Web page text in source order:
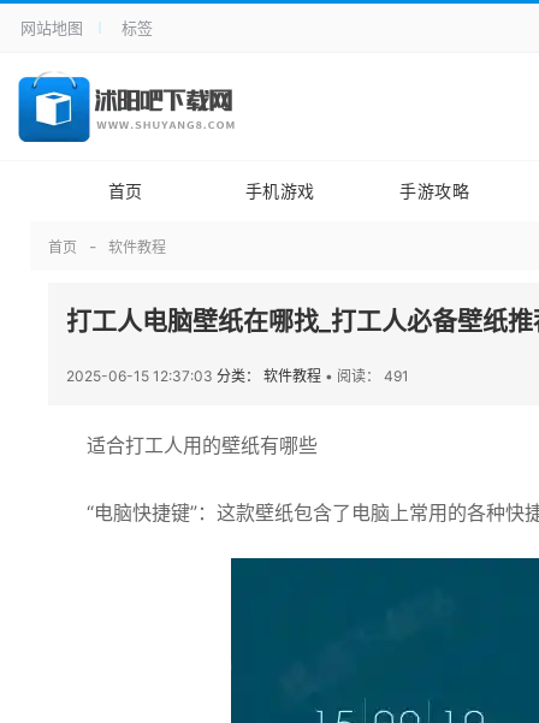
网站地图 标签
首页 手机游戏 手游攻略
首页 软件教程
打工人电脑壁纸在哪找_打工人必备壁纸推
2025-06-15 12:37:03 分类： 软件教程 • 阅读： 491
适合打工人用的壁纸有哪些
“电脑快捷键”：这款壁纸包含了电脑上常用的各种